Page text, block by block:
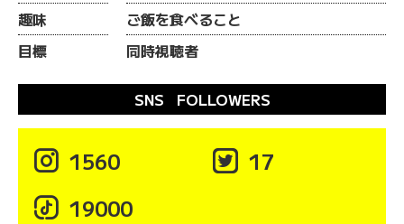
趣味
ご飯を食べること
目標
同時視聴者
SNS FOLLOWERS
 1560  17
 19000